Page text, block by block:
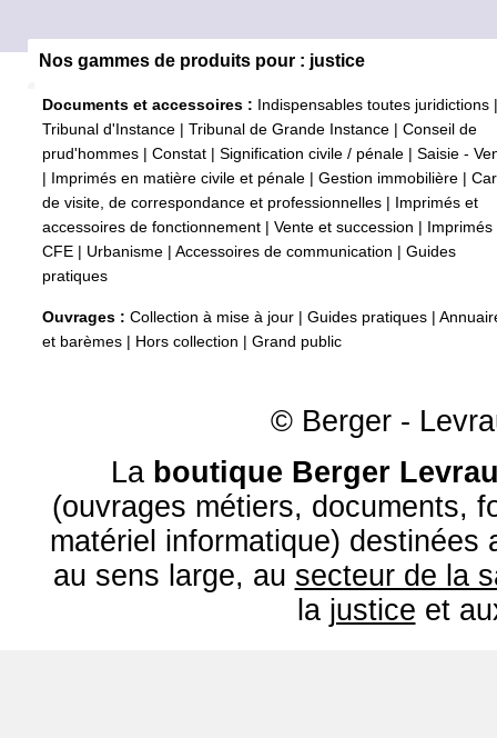
Nos gammes de produits pour : justice
Documents et accessoires : Indispensables toutes juridictions
Tribunal d'Instance
Tribunal de Grande Instance
Conseil de
prud'hommes
Constat Signification civile / pénale
Saisie -
Imprimés en matière civile et pénale Gestion immobilière
de visite, de correspondance et professionnelles
Imprimés et
accessoires de fonctionnement
Vente et succession
Imprimés
CFE
Urbanisme Accessoires de communication
Guides
pratiques
Ouvrages : Collection à mise à jour Guides pratiques
et barèmes
Hors collection Grand public
© Berger -
La boutique Berger
(ouvrages métiers, documents,
matériel informatique) destinées
au sens large, au secteur de la
la justice et